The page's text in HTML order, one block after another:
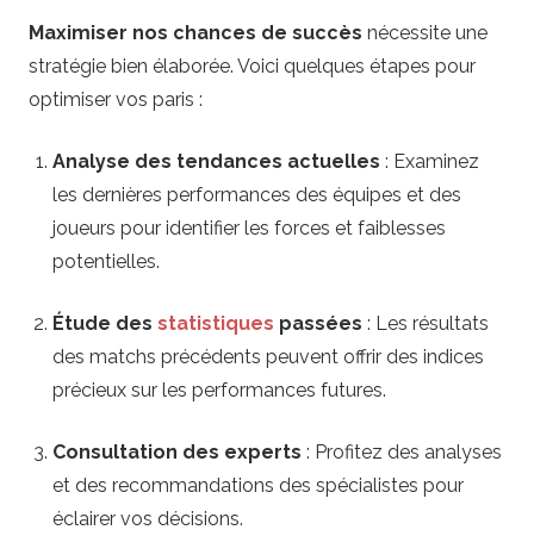
y
.
f
r
–
P
a
r
i
Maximiser nos chances de succès nécessite une
stratégie bien élaborée. Voici quelques étapes pour
optimiser vos paris :
Analyse des tendances actuelles : Examinez
les dernières performances des équipes et des
joueurs pour identifier les forces et faiblesses
potentielles.
Étude des statistiques passées : Les résultats
des matchs précédents peuvent offrir des indices
précieux sur les performances futures.
Consultation des experts : Profitez des analyses
et des recommandations des spécialistes pour
éclairer vos décisions.